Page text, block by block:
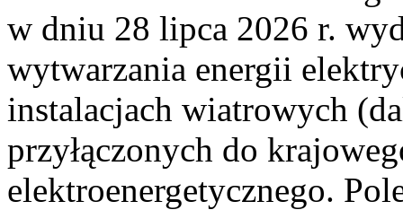
w dniu 28 lipca 2026 r.
wytwarzania energii
instalacjach wiatrowych
przyłączonych do
elektroenergetycznego.